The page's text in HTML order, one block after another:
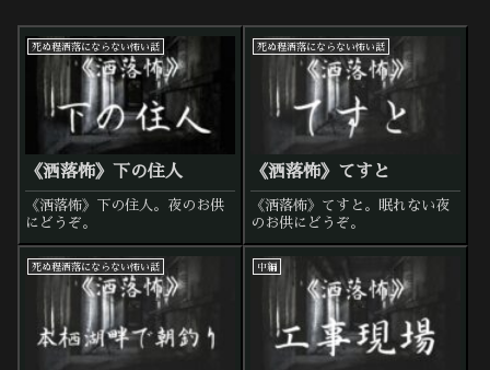
死ぬ程洒落にならない怖い話
《洒落怖》下の住人
《洒落怖》下の住人。夜のお供
にどうぞ。
死ぬ程洒落にならない怖い話
《洒落怖》てすと
《洒落怖》てすと。眠れない夜
のお供にどうぞ。
死ぬ程洒落にならない怖い話 中編